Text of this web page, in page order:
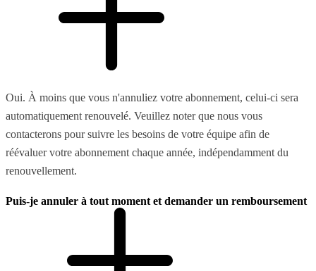
Oui. À moins que vous n'annuliez votre abonnement, celui-ci sera
automatiquement renouvelé. Veuillez noter que nous vous
contacterons pour suivre les besoins de votre équipe afin de
réévaluer votre abonnement chaque année, indépendamment du
renouvellement.
Puis-je annuler à tout moment et demander un remboursement